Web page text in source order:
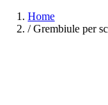
Home
/ Grembiule per